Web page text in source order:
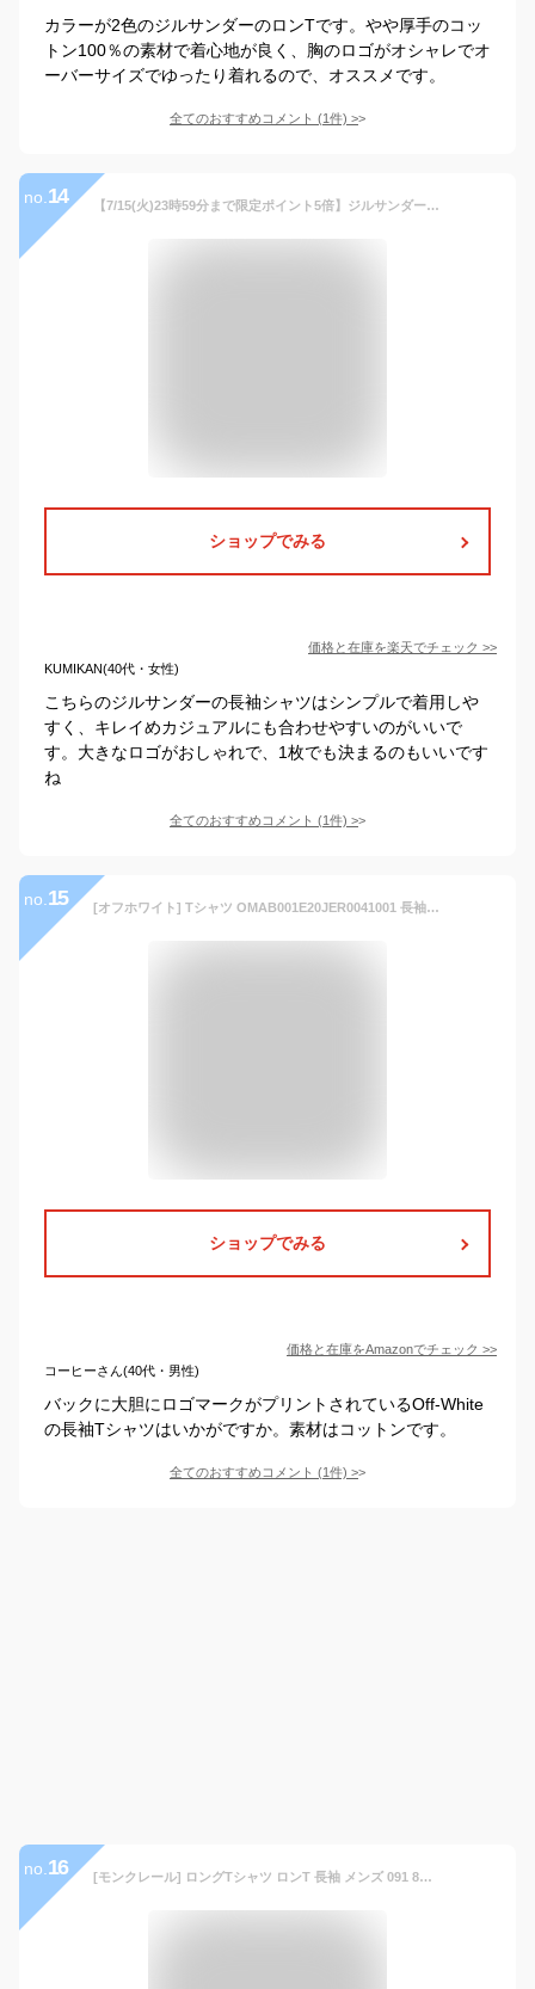
カラーが2色のジルサンダーのロンTです。やや厚手のコッ
トン100％の素材で着心地が良く、胸のロゴがオシャレでオ
ーバーサイズでゆったり着れるので、オススメです。
全てのおすすめコメント (1件) >
no. 14 【7/15(火)23時59分まで限定ポイント5倍】ジルサンダー メンズ 長袖 男性 スウェット シャツ 白 トレーナー ロゴ ホワイト ブランド おしゃれ ブランドスウェット メンズスウェット スェット スゥエット スエット 高級 カジュアル J22GC0136J45148 JIL SANDER SSS
ショップでみる
価格と在庫を楽天でチェック >>
KUMIKAN(40代・女性)
こちらのジルサンダーの長袖シャツはシンプルで着用しや
すく、キレイめカジュアルにも合わせやすいのがいいで
す。大きなロゴがおしゃれで、1枚でも決まるのもいいです
ね
全てのおすすめコメント (1件) >
no. 15 [オフホワイト] Tシャツ OMAB001E20JER0041001 長袖 ロンT メンズ S [並行輸入品]
ショップでみる
価格と在庫をAmazonでチェック >>
コーヒーさん(40代・男性)
バックに大胆にロゴマークがプリントされているOff-White
の長袖Tシャツはいかがですか。素材はコットンです。
全てのおすすめコメント (1件) >
no. 16 [モンクレール] ロングTシャツ ロンT 長袖 メンズ 091 8D00003 8390T 999(ブラック) XL [並行輸入品]